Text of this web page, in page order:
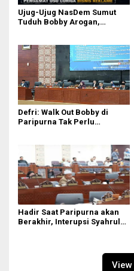
Ujug-Ujug NasDem Sumut
Tuduh Bobby Arogan,
Defri: Walk Out Bobby di
Paripurna Tak Perlu
Hadir Saat Paripurna akan
Berakhir, Interupsi Syahrul